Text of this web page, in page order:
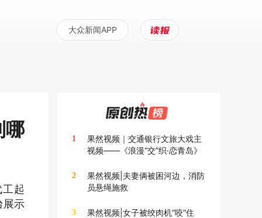
大众新闻APP
哪
起
展示
1
果然视频｜交通银行文旅大戏主
视频——《浪漫“交”织·恋青岛》
2
果然视频|夫妻俩被困河边，消防
员悬绳施救
3
果然视频|女子被绞肉机“咬”住